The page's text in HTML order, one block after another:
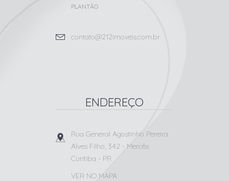
PLANTÃO
contato@212imoveis.com.br
ENDEREÇO
Rua General Agostinho Pereira
Alves Filho, 342 - Mercês
Curitiba - PR
VER NO MAPA